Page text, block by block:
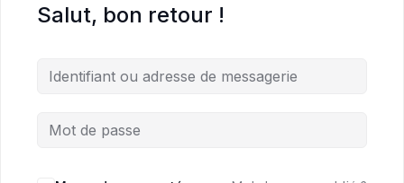
Salut, bon retour !